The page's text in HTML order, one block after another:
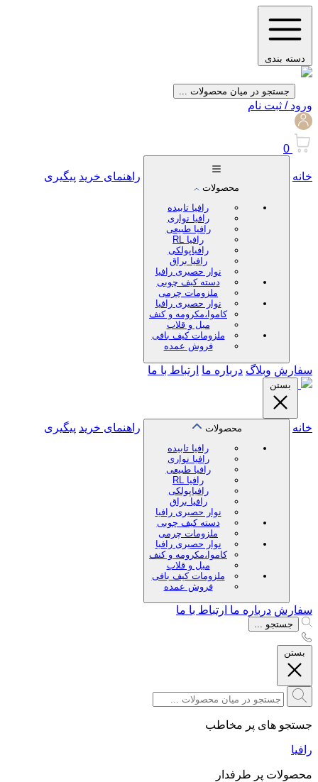
دسته بندی
جستجو در میان محصولات ...
ورود / ثبت نام
0
خانه
محصولات
رافیا تابیده
رافیا نواری
رافیا طبیعی
رافیا RL
رافیاپولکی
رافیا براق
نوار حصیری رافیا
دسته کیف چوبی
ملزومات چرمی
نوار حصیری رافیا
کاموا،مکرومه و کنف
میل و قلاب
ملزومات کیف بافی
فروش عمده
راهنمای خرید پیگیری
سفارش وبلاگ درباره ما ارتباط با ما
بستن
خانه
محصولات
رافیا تابیده
رافیا نواری
رافیا طبیعی
رافیا RL
رافیاپولکی
رافیا براق
نوار حصیری رافیا
دسته کیف چوبی
ملزومات چرمی
نوار حصیری رافیا
کاموا،مکرومه و کنف
میل و قلاب
ملزومات کیف بافی
فروش عمده
راهنمای خرید پیگیری
سفارش درباره ما ارتباط با ما
جستجو ...
بستن
جستجو های پر مخاطب
رافیا
محصولات پر طرفدار